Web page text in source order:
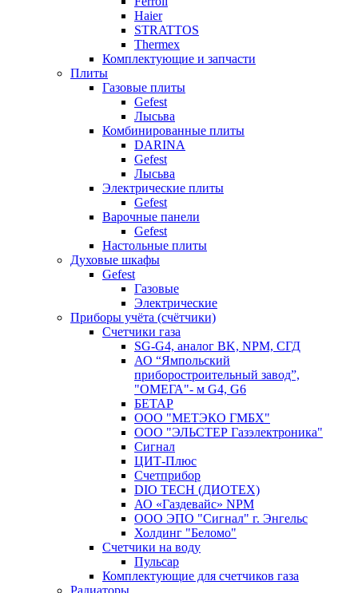
Haier
STRATTOS
Thermex
Комплектующие и запчасти
Плиты
Газовые плиты
Gefest
Лысьва
Комбинированные плиты
DARINA
Gefest
Лысьва
Электрические плиты
Gefest
Варочные панели
Gefest
Настольные плиты
Духовые шкафы
Gefest
Газовые
Электрические
Приборы учёта (счётчики)
Счетчики газа
SG-G4, аналог BK, NPM, СГД
АО “Ямпольский
приборостроительный завод”,
"ОМЕГА"- м G4, G6
БЕТАР
ООО "МЕТЭКО ГМБХ"
ООО "ЭЛЬСТЕР Газэлектроника"
Сигнал
ЦИТ-Плюс
Счетприбор
DIO TECH (ДИОТЕХ)
АО «Газдевайс» NPM
ООО ЭПО "Сигнал" г. Энгельс
Холдинг "Беломо"
Счетчики на воду
Пульсар
Комплектующие для счетчиков газа
Радиаторы